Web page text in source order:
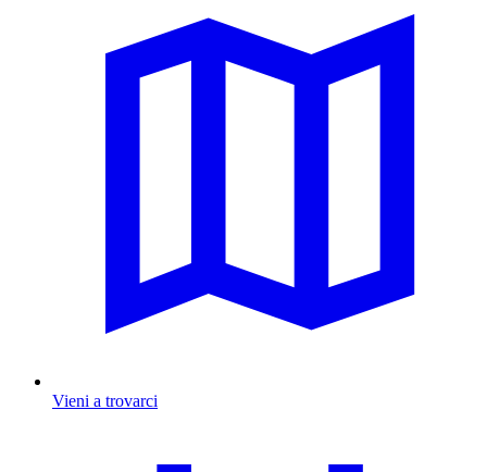
Vieni a trovarci